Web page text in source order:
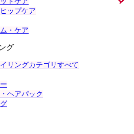
ップケア
・ケア
グ
リングカテゴリすべて
ヘアパック